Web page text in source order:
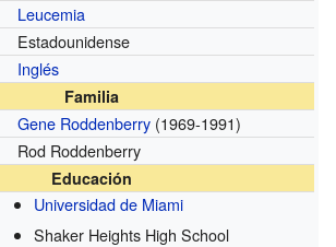
Leucemia
Estadounidense
Inglés
Familia
Gene Roddenberry (1969-1991)
Rod Roddenberry
Educación
Universidad de Miami
Shaker Heights High School